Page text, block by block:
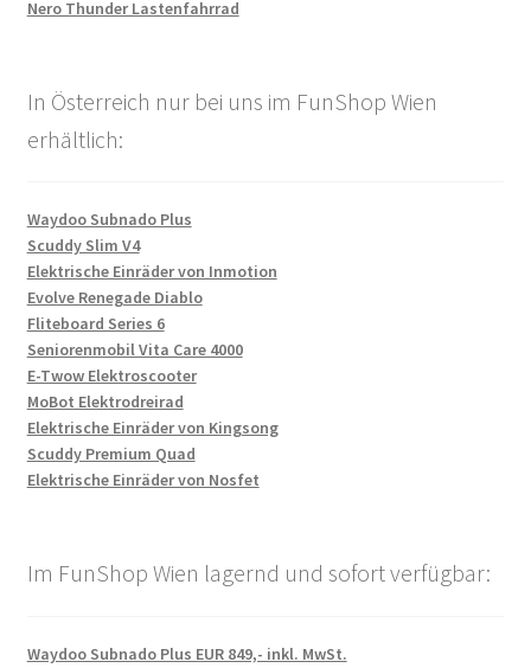
Nero Thunder Lastenfahrrad
In Österreich nur bei uns im FunShop Wien
erhältlich:
Waydoo Subnado Plus
Scuddy Slim V4
Elektrische Einräder von Inmotion
Evolve Renegade Diablo
Fliteboard Series 6
Seniorenmobil Vita Care 4000
E-Twow Elektroscooter
MoBot Elektrodreirad
Elektrische Einräder von Kingsong
Scuddy Premium Quad
Elektrische Einräder von Nosfet
Im FunShop Wien lagernd und sofort verfügbar:
Waydoo Subnado Plus EUR 849,- inkl. MwSt.